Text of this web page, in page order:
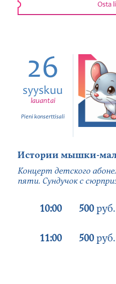
Osta
26
syyskuu
lauantai
Pieni konserttisali
Истории мышки-
Концерт детского
пяти. Сундучок с
10:00 500руб.
11:00 500руб.